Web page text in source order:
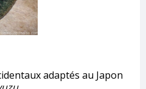
adaptés au Japon